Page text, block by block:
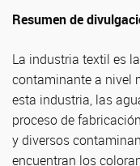
Resumen de
La industria textil es
contaminante a nivel
esta industria, las
proceso de
y diversos
encuentran los